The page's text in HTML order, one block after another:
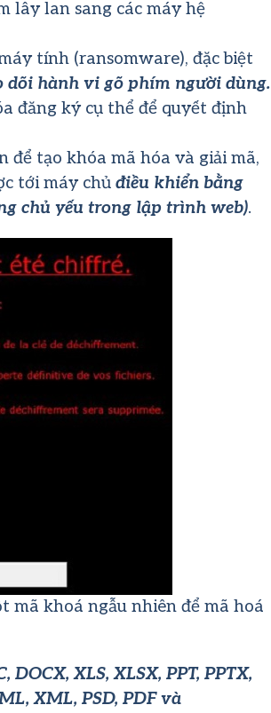
lây lan sang các máy hệ
tính (ransomware), đặc biệt
dõi hành vi gõ phím người dùng.
đăng ký cụ thể để quyết định
để tạo khóa mã hóa và giải mã,
tới máy chủ điều khiển bằng
chủ yếu trong lập trình web).
mã khoá ngẫu nhiên để mã hoá
XLS, XLSX, PPT, PPTX,
XML, PSD, PDF và